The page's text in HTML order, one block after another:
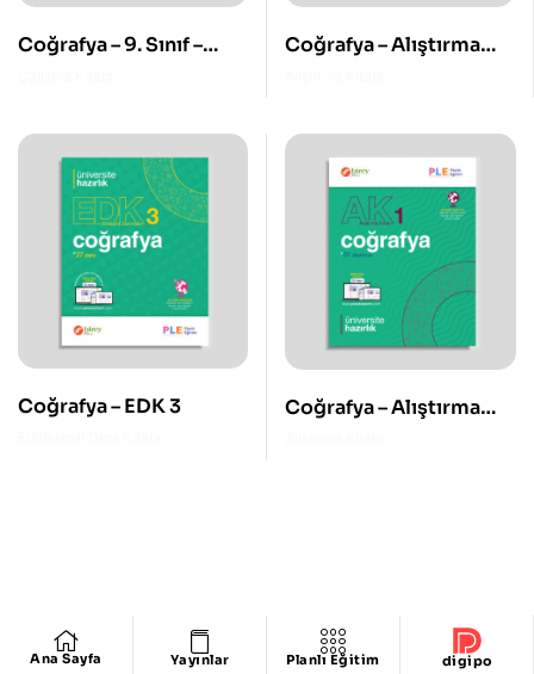
Coğrafya – 9. Sınıf –
Coğrafya – Alıştırma
Coğrafya – EDK 3
Coğrafya – Alıştırma
Ana Sayfa Yayınlar Planlı Eğitim digipo